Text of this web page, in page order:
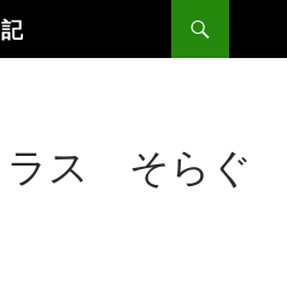
ラス そらぐ